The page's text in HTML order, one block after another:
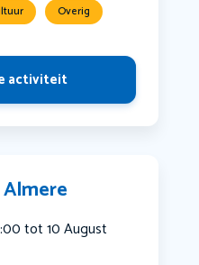
Overig
activiteit
tot 10 August